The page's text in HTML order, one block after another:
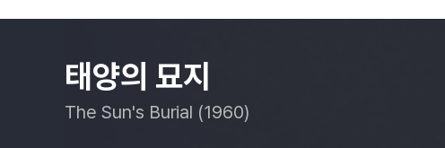
태양의 묘지
The Sun's Burial (1960)